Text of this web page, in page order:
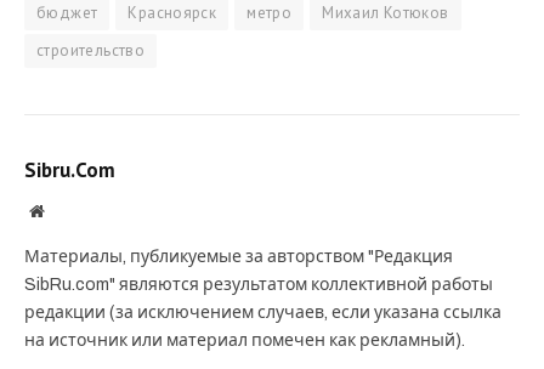
бюджет Красноярск метро
Михаил Котюков
строительство
Sibru.Com
Website
Материалы, публикуемые за авторством "Редакция
SibRu.com" являются результатом коллективной работы
редакции (за исключением случаев, если указана ссылка
на источник или материал помечен как рекламный).